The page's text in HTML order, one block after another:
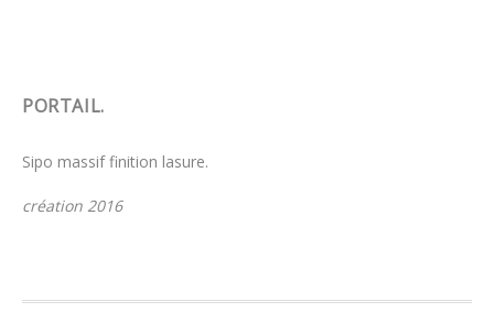
PORTAIL.
Sipo massif finition lasure.
création 2016